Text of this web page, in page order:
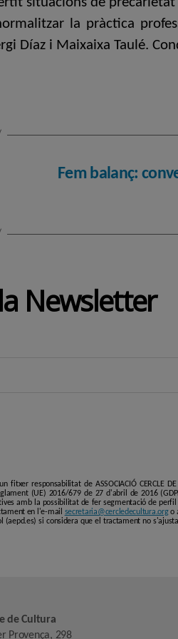
la pràctica
Díaz i Maixaixa Taulé.
Fem balanç:
Newsletter
responsabilitat de ASSOCIACIÓ CERCLE
(UE) 2016/679 de 27 d'abril de 2016
amb la possibilitat de fer segmentació de perfil
en l'e-mail secretaria@cercledecultura.orgo
si considera que el tractament no
de Cultura
Provença, 298